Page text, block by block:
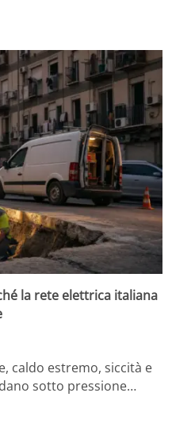
la rete elettrica italiana
caldo estremo, siccità e
sotto pressione…